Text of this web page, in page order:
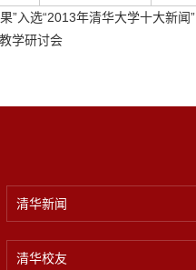
”入选“2013年清华大学十大新闻”
学研讨会
清华新闻
清华校友